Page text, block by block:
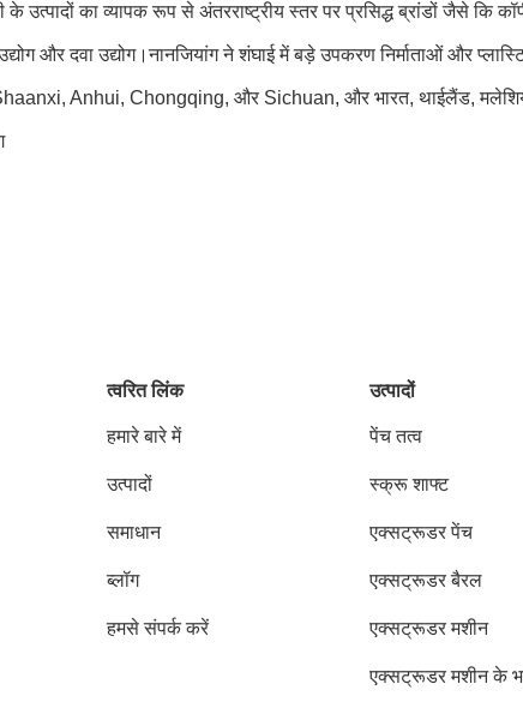
उत्पादों का व्यापक रूप से अंतरराष्ट्रीय स्तर पर प्रसिद्ध ब्रांडों जैसे कि
उद्योग और दवा उद्योग।नानजियांग ने शंघाई में बड़े उपकरण निर्माताओं और
Anhui, Chongqing, और Sichuan, और भारत, थाईलैंड,
त्वरित लिंक
हमारे बारे में
उत्पादों
समाधान
ब्लॉग
हमसे संपर्क करें
उत्पादों
पेंच तत्व
स्क्रू शाफ्ट
एक्सट्रूडर पेंच
एक्सट्रूडर बैरल
एक्सट्रूडर मशीन
एक्सट्रूडर मशीन के